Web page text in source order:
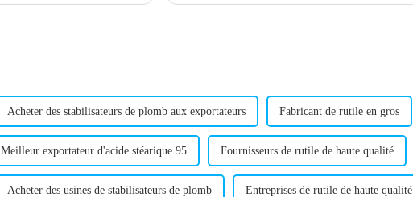
Acheter des stabilisateurs de plomb aux exportateurs Fabricant de rutile en gros
Meilleur exportateur d'acide stéarique 95 Fournisseurs de rutile de haute qualité
Acheter des usines de stabilisateurs de plomb Entreprises de rutile de haute qualité